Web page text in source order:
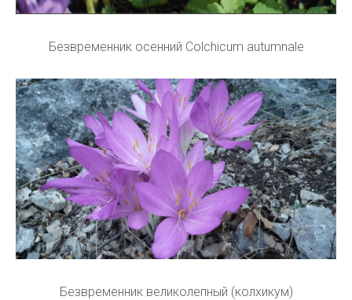
Безвременник осенний Colchicum autumnale
Безвременник великолепный (колхикум)